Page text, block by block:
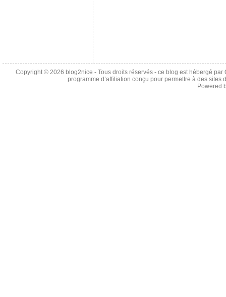
Copyright © 2026 blog2nice - Tous droits réservés - ce blog est hébergé
programme d’affiliation conçu pour permettre à des
Powered